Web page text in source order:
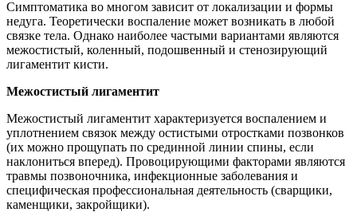
Симптоматика во многом зависит от локализации и формы
недуга. Теоретически воспаление может возникать в любой
связке тела. Однако наиболее частыми вариантами являются
межостистый, коленный, подошвенный и стенозирующий
лигаментит кисти.
Межостистый лигаментит
Межостистый лигаментит характеризуется воспалением и
уплотнением связок между остистыми отростками позвонков
(их можно прощупать по срединной линии спины, если
наклониться вперед). Провоцирующими факторами являются
травмы позвоночника, инфекционные заболевания и
специфическая профессиональная деятельность (сварщики,
каменщики, закройщики).